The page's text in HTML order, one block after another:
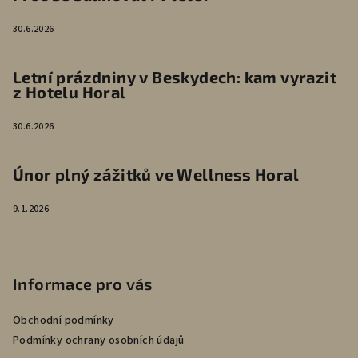
30.6.2026
Letní prázdniny v Beskydech: kam vyrazit
z Hotelu Horal
30.6.2026
Únor plný zážitků ve Wellness Horal
9.1.2026
Informace pro vás
Obchodní podmínky
Podmínky ochrany osobních údajů